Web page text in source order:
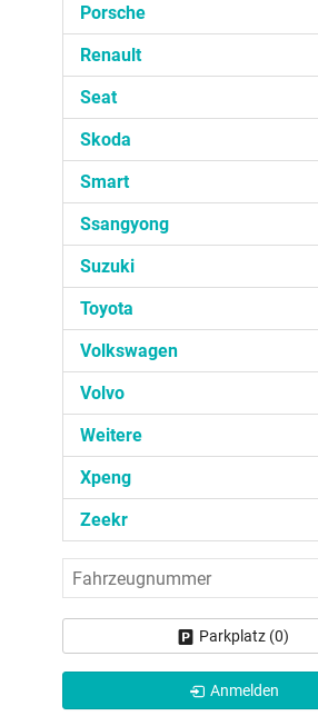
Porsche
Renault
Seat
Skoda
Smart
Ssangyong
Suzuki
Toyota
Volkswagen
Volvo
Weitere
Xpeng
Zeekr
Fahrzeugnummer
Parkplatz (0)
Anmelden